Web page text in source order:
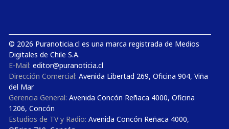
© 2026 Puranoticia.cl es una marca registrada de Medios
Digitales de Chile S.A.
E-Mail: editor@puranoticia.cl
Dirección Comercial: Avenida Libertad 269, Oficina 904, Viña
del Mar
Gerencia General: Avenida Concón Reñaca 4000, Oficina
1206, Concón
Estudios de TV y Radio: Avenida Concón Reñaca 4000,